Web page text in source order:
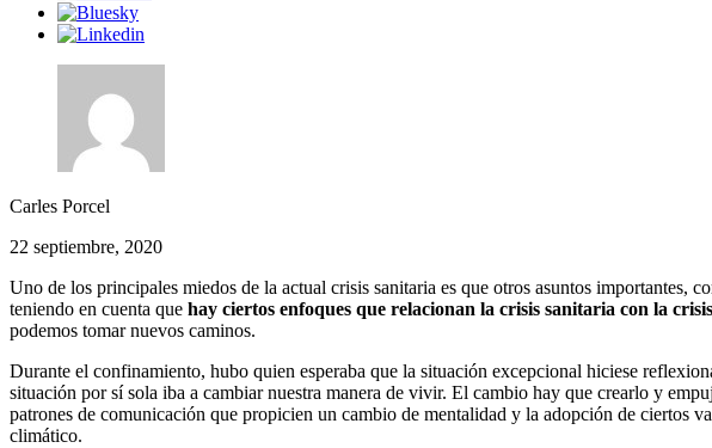
Carles Porcel
22 septiembre, 2020
Uno de los principales miedos de la actual crisis sanitaria es que otros asuntos importantes,
teniendo en cuenta que hay ciertos enfoques que relacionan la crisis sanitaria con la
podemos tomar nuevos caminos.
Durante el confinamiento, hubo quien esperaba que la situación excepcional hiciese
situación por sí sola iba a cambiar nuestra manera de vivir. El cambio hay que crearlo y
patrones de comunicación que propicien un cambio de mentalidad y la adopción de ciertos
climático.